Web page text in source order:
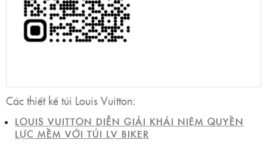
Các thiết kế túi Louis Vuitton:
LOUIS VUITTON DIỄN GIẢI KHÁI NIỆM QUYỀN
LỰC MỀM VỚI TÚI LV BIKER